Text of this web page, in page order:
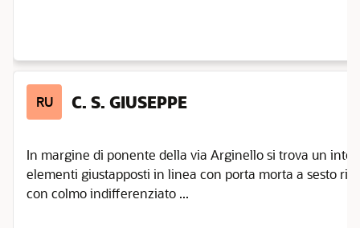
RU C. S. GIUSEPPE
In margine di ponente della via Arginello si trova un
elementi giustapposti in linea con porta morta a sesto
con colmo indifferenziato ...